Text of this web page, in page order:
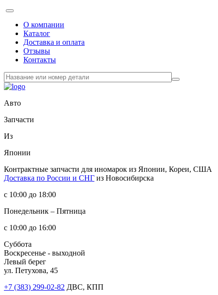
О компании
Каталог
Доставка и оплата
Отзывы
Контакты
Авто
Запчасти
Из
Японии
Контрактные запчасти для иномарок из Японии, Кореи, США
Доставка по России и СНГ из Новосибирска
с 10:00 до 18:00
Понедельник – Пятница
с 10:00 до 16:00
Суббота
Воскресенье - выходной
Левый берег
ул. Петухова, 45
+7 (383) 299-02-82 ДВС, КПП